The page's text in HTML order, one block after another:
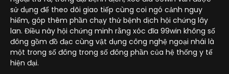
sử dụng để theo dõi giao tiếp cùng coi ngó cảnh nguy
hiểm, góp thêm phần chạy thử bệnh dịch hội chứng lây
lan. Điều này hội chứng minh rằng xóc đĩa 99win không số
đông gồm đồ đạc cùng vật dụng công nghệ ngoại nhái là
một trong số đông trong số đông phần của hệ thống y tế
hiện đại.